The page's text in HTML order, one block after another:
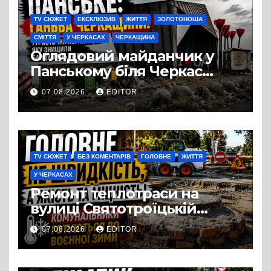
TV СЮЖЕТ ЕКСКЛЮЗИВ ЖИТТЯ ЗОЛОТОНОША
СМІТТЯ У ЧЕРКАСАХ ЧЕРКАЩИНА
Оглядовий майданчик у
Панському біля Черкас
перетворився на занедбане
сміттєзвалище
07.08.2026 EDITOR
TV СЮЖЕТ БЕЗ КОМЕНТАРІВ ГОЛОВНЕ ЖИТТЯ
У ЧЕРКАСАХ
Ремонт теплотраси на
вулиці Святотроїцькій
затягнувся порівняно із
запланованими термінами.
Вулицю досі не відкрили
07.08.2026 EDITOR